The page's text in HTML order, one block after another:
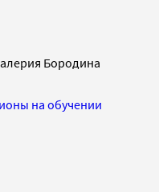
Бородина
на обучении